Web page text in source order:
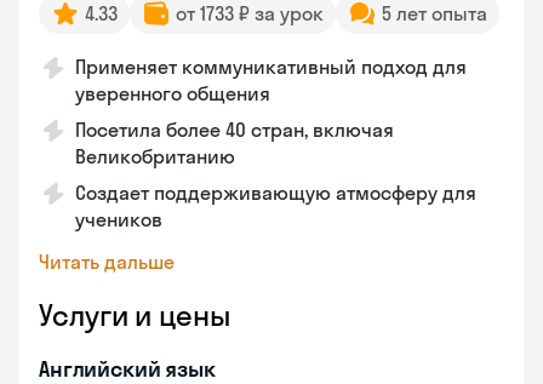
4.33 от 1733 ₽ за урок 5 лет опыта
Применяет коммуникативный подход для
уверенного общения
Посетила более 40 стран, включая
Великобританию
Создает поддерживающую атмосферу для
учеников
Читать дальше
Услуги и цены
Английский язык